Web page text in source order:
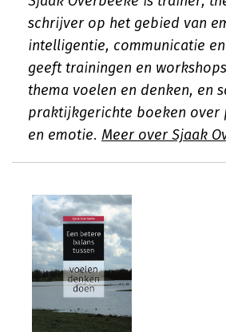
schrijver op het gebied van
intelligentie, communicatie
geeft trainingen en
thema voelen en denken, en
praktijkgerichte boeken over
en emotie. Meer over Sjaak